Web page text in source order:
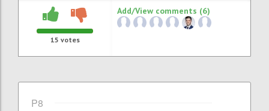
15 votes
Add/View comments (6)
P8